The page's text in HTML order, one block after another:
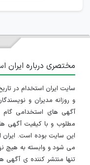
مختصری درباره ایران
و روزانه مدیران و
آگهی های استخدامی گام
مطلوب و با کیفیت آگهی
این سایت بوده است.
می شود و وابسته به هیچ
تنها منتشر کننده ی آگهی